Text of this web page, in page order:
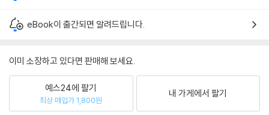
eBook이 출간되면 알려드립니다.
이미 소장하고 있다면 판매해 보세요.
예스24에 팔기
최상 매입가 1,800원
내 가게에서 팔기